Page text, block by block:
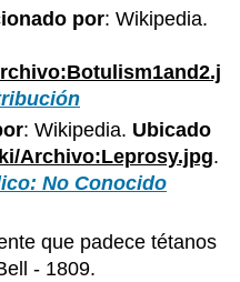
por: Wikipedia.
: Wikipedia. Ubicado
Archivo:Leprosy.jpg.
No Conocido
que padece tétanos
- 1809.